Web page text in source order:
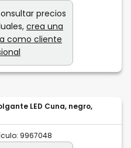
precios
crea una
como cliente
LED Cuna, negro,
9967048